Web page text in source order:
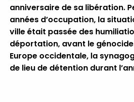
anniversaire de sa libération.
années d’occupation, la
ville était passée des
déportation, avant le
Europe occidentale, la
de lieu de détention durant